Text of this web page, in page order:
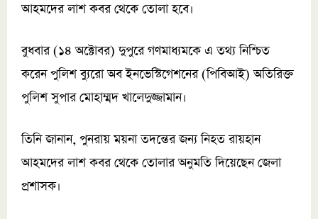
আহমদের লাশ কবর থেকে তোলা হবে।
বুধবার (১৪ অক্টোবর) দুপুরে গণমাধ্যমকে এ তথ্য নিশ্চিত
করেন পুলিশ ব্যুরো অব ইনভেস্টিগেশনের (পিবিআই) অতিরিক্ত
পুলিশ সুপার মোহাম্মদ খালেদুজ্জামান।
তিনি জানান, পুনরায় ময়না তদন্তের জন্য নিহত রায়হান
আহমদের লাশ কবর থেকে তোলার অনুমতি দিয়েছেন জেলা
প্রশাসক।